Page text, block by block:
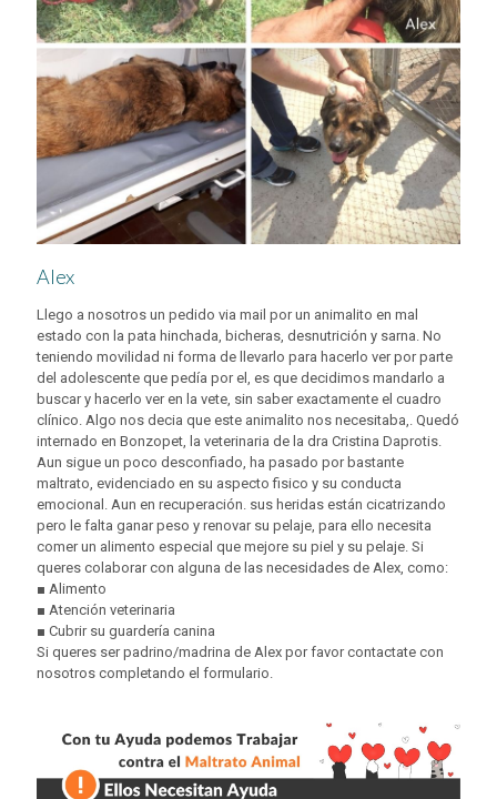
Alex
Llego a nosotros un pedido via mail por un animalito en mal
estado con la pata hinchada, bicheras, desnutrición y sarna. No
teniendo movilidad ni forma de llevarlo para hacerlo ver por parte
del adolescente que pedía por el, es que decidimos mandarlo a
buscar y hacerlo ver en la vete, sin saber exactamente el cuadro
clínico. Algo nos decia que este animalito nos necesitaba,. Quedó
internado en Bonzopet, la veterinaria de la dra Cristina Daprotis.
Aun sigue un poco desconfiado, ha pasado por bastante
maltrato, evidenciado en su aspecto fisico y su conducta
emocional. Aun en recuperación. sus heridas están cicatrizando
pero le falta ganar peso y renovar su pelaje, para ello necesita
comer un alimento especial que mejore su piel y su pelaje. Si
queres colaborar con alguna de las necesidades de Alex, como:
■ Alimento
■ Atención veterinaria
■ Cubrir su guardería canina
Si queres ser padrino/madrina de Alex por favor contactate con
nosotros completando el formulario.